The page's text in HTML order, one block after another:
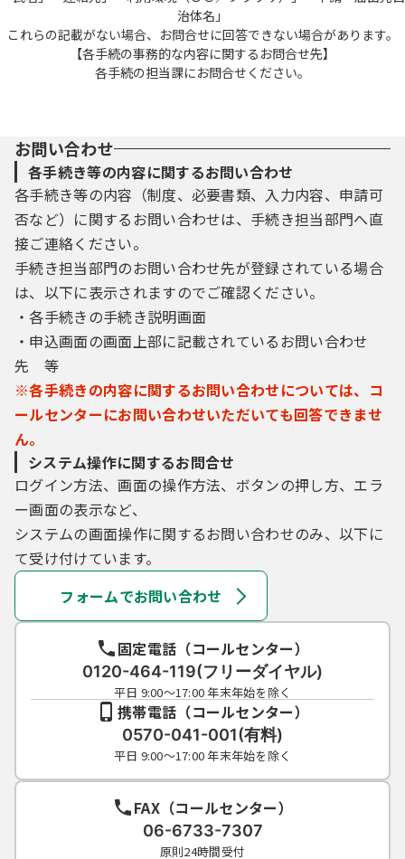
治体名」
これらの記載がない場合、お問合せに回答できない場合があります。
【各手続の事務的な内容に関するお問合せ先】
各手続の担当課にお問合せください。
お問い合わせ
各手続き等の内容に関するお問い合わせ
各手続き等の内容（制度、必要書類、入力内容、申請可
否など）に関するお問い合わせは、手続き担当部門へ直
接ご連絡ください。
手続き担当部門のお問い合わせ先が登録されている場合
は、以下に表示されますのでご確認ください。
・各手続きの手続き説明画面
・申込画面の画面上部に記載されているお問い合わせ
先 等
※各手続きの内容に関するお問い合わせについては、コ
ールセンターにお問い合わせいただいても回答できませ
ん。
システム操作に関するお問合せ
ログイン方法、画面の操作方法、ボタンの押し方、エラ
ー画面の表示など、
システムの画面操作に関するお問い合わせのみ、以下に
て受け付けています。
フォームでお問い合わせ
固定電話（コールセンター）
0120-464-119(フリーダイヤル)
平日 9:00～17:00 年末年始を除く
携帯電話（コールセンター）
0570-041-001(有料)
平日 9:00～17:00 年末年始を除く
FAX（コールセンター）
06-6733-7307
原則24時間受付